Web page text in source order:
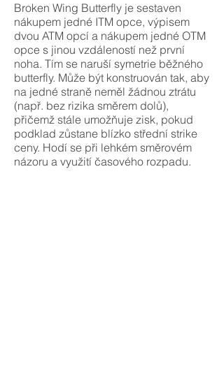
Broken Wing Butterfly je sestaven
nákupem jedné ITM opce, výpisem
dvou ATM opcí a nákupem jedné OTM
opce s jinou vzdáleností než první
noha. Tím se naruší symetrie běžného
butterfly. Může být konstruován tak, aby
na jedné straně neměl žádnou ztrátu
(např. bez rizika směrem dolů),
přičemž stále umožňuje zisk, pokud
podklad zůstane blízko střední strike
ceny. Hodí se při lehkém směrovém
názoru a využití časového rozpadu.